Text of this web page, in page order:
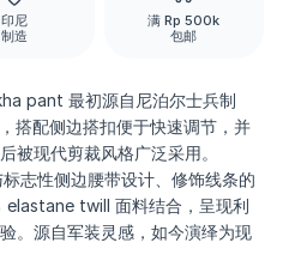
印尼
制造
满 Rp 500k
包邮
pant 最初源自尼泊尔士兵制
搭配侧边搭扣便于快速调节，并
现代剪裁风格广泛采用。
志性侧边腰带设计、修饰线条的
twill 面料结合，呈现利
。源自军装灵感，如今演绎为现